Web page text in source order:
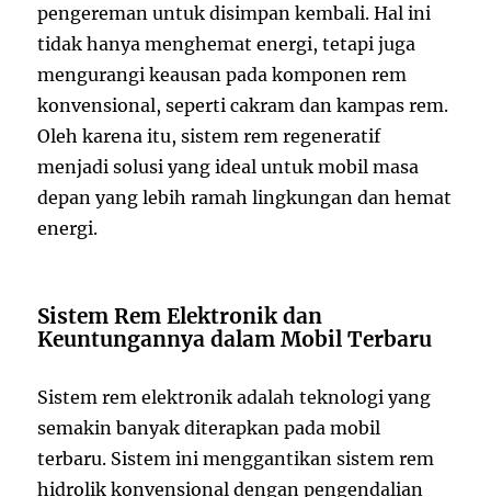
pengereman untuk disimpan kembali. Hal ini
tidak hanya menghemat energi, tetapi juga
mengurangi keausan pada komponen rem
konvensional, seperti cakram dan kampas rem.
Oleh karena itu, sistem rem regeneratif
menjadi solusi yang ideal untuk mobil masa
depan yang lebih ramah lingkungan dan hemat
energi.
Sistem Rem Elektronik dan
Keuntungannya dalam Mobil Terbaru
Sistem rem elektronik adalah teknologi yang
semakin banyak diterapkan pada mobil
terbaru. Sistem ini menggantikan sistem rem
hidrolik konvensional dengan pengendalian